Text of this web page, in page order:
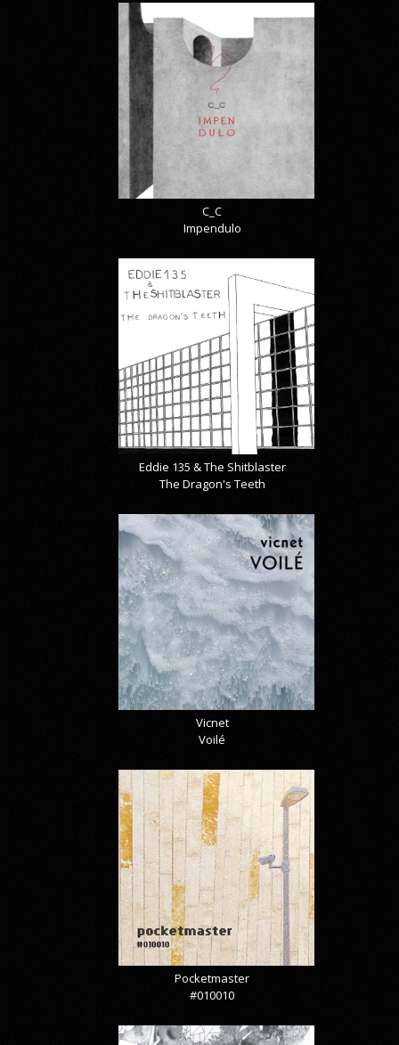
C_C
Impendulo
Eddie 135 & The Shitblaster
The Dragon's Teeth
Vicnet
Voilé
Pocketmaster
#010010